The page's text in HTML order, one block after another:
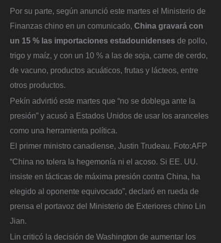
Por su parte, según anunció este martes el Ministerio de
Finanzas chino en un comunicado, China gravará con
un 15 % las importaciones estadounidenses de pollo,
trigo y maíz, y con un 10 % a las de soja, carne de cerdo,
de vacuno, productos acuáticos, frutas y lácteos, entre
otros productos.
Pekín advirtió este martes que “no se doblega ante la
presión” y acusó a Estados Unidos de usar los aranceles
como una herramienta política.
El primer ministro canadiense, Justin Trudeau. Foto:AFP
“China no tolera la hegemonía ni el acoso. Si EE. UU.
insiste en tácticas de máxima presión contra China, ha
elegido al oponente equivocado”, declaró en rueda de
prensa el portavoz del Ministerio de Exteriores chino Lin
Jian.
Lin criticó la decisión de Washington de aumentar los